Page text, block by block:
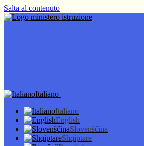
Salta al contenuto
Italiano
Italiano
English
Slovenščina
Shqiptare